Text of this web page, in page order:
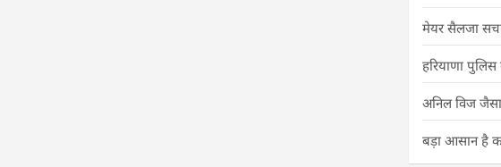
मेयर सैलजा
हरियाणा
अनिल विज
बड़ा आसान है